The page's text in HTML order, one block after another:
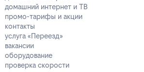
домашний интернет и ТВ
промо-тарифы и акции
контакты
услуга «Переезд»
вакансии
оборудование
проверка скорости